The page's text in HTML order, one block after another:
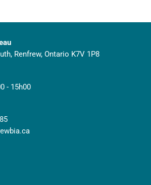
Renfrew, Ontario K7V 1P8
- 15h00